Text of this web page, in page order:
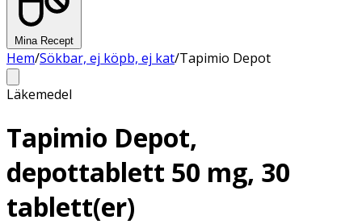
Mina Recept
Hem/Sökbar, ej köpb, ej kat/Tapimio Depot
Läkemedel
Tapimio Depot,
depottablett 50 mg, 30
tablett(er)